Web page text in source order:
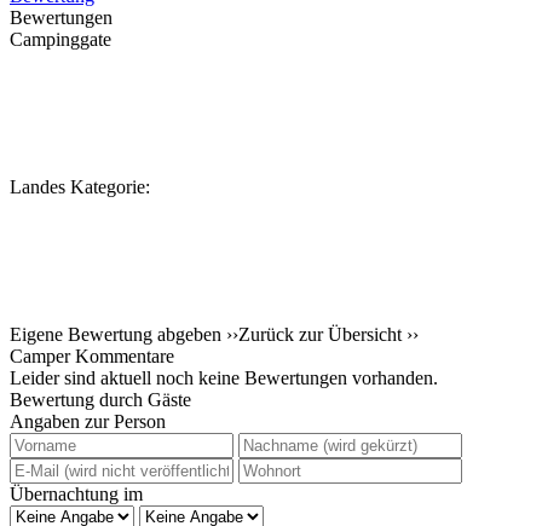
Bewertungen
Campinggate
Landes Kategorie:
Eigene Bewertung abgeben ››Zurück zur Übersicht ››
Camper Kommentare
Leider sind aktuell noch keine Bewertungen vorhanden.
Bewertung durch Gäste
Angaben zur Person
Übernachtung im